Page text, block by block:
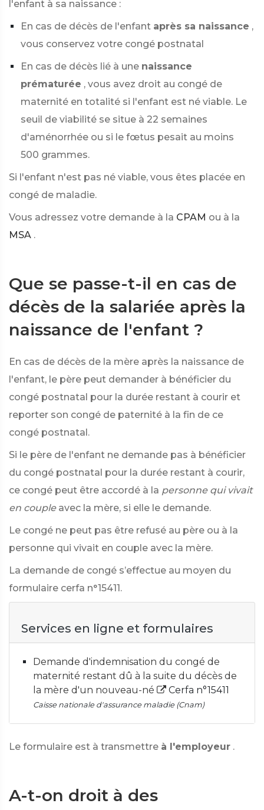
l'enfant à sa naissance :
En cas de décès de l'enfant après sa naissance ,
vous conservez votre congé postnatal
En cas de décès lié à une naissance
prématurée , vous avez droit au congé de
maternité en totalité si l'enfant est né viable. Le
seuil de viabilité se situe à 22 semaines
d'aménorrhée ou si le fœtus pesait au moins
500 grammes.
Si l'enfant n'est pas né viable, vous êtes placée en
congé de maladie.
Vous adressez votre demande à la CPAM ou à la
MSA .
Que se passe-t-il en cas de
décès de la salariée après la
naissance de l'enfant ?
En cas de décès de la mère après la naissance de
l'enfant, le père peut demander à bénéficier du
congé postnatal pour la durée restant à courir et
reporter son congé de paternité à la fin de ce
congé postnatal.
Si le père de l'enfant ne demande pas à bénéficier
du congé postnatal pour la durée restant à courir,
ce congé peut être accordé à la personne qui vivait
en couple avec la mère, si elle le demande.
Le congé ne peut pas être refusé au père ou à la
personne qui vivait en couple avec la mère.
La demande de congé s’effectue au moyen du
formulaire cerfa n°15411.
Services en ligne et formulaires
Demande d'indemnisation du congé de
maternité restant dû à la suite du décès de
la mère d'un nouveau-né
Cerfa n°15411
Caisse nationale d'assurance maladie (Cnam)
Le formulaire est à transmettre à l'employeur .
A-t-on droit à des